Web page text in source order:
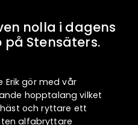
nolla i dagens
på Stensäters.
Erik gör med vår
hopptalang vilket
och ryttare ett
alfabryttare